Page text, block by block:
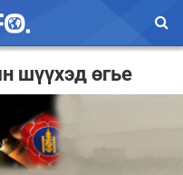
шүүхэд өгье